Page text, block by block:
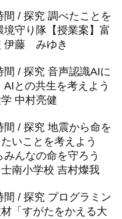
/ 探究 調べたことを
境守り隊【授業案】富
伊藤 みゆき
/ 探究 音声認識AIに
との共生を考えよう
中村亮健
/ 探究 地震から命を
いことを考えよう
みんなの命を守ろう
南小学校 吉村燦我
/ 探究 プログラミン
「すがたをかえる大